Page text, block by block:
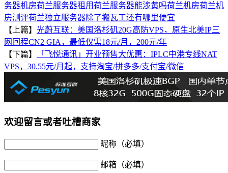
务器机房荷兰服务器租用荷兰服务器能涉黄吗荷兰机房荷兰机
房测评荷兰独立服务器除了搬瓦工还有哪里便宜
【上篇】 光蔚互联：美国洛杉矶20G高防VPS，原生北美IP三
网回程CN2 GIA，最低仅需18元/月，200元/年
【下篇】
「飞悦通讯」开业预售大优惠：IPLC中港专线NAT
VPS，30.55元/月起，支持淘宝/拼多多/支付宝/微信
欢迎留言或者吐槽商家
昵称（必填）
邮箱（必填）